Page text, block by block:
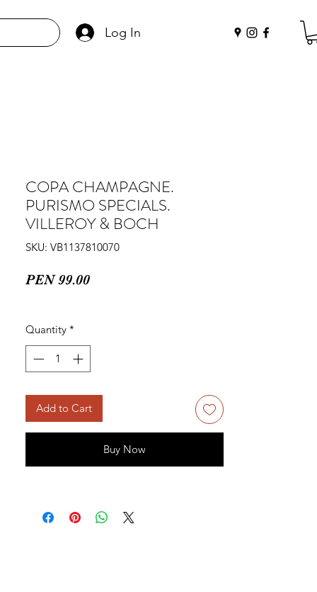
Log In
COPA CHAMPAGNE.
PURISMO SPECIALS.
VILLEROY & BOCH
SKU: VB1137810070
PEN 99.00Price
Quantity *
Add to Cart
Buy Now